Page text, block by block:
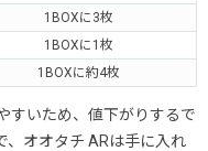
1BOXに3枚
1BOXに1枚
1BOXに約4枚
すいため、値下がりするで
、オオタチ ARは手に入れ